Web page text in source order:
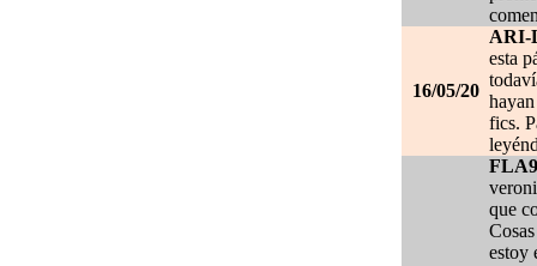
16/05/20
ARI-
esta
fics.
que
estoy